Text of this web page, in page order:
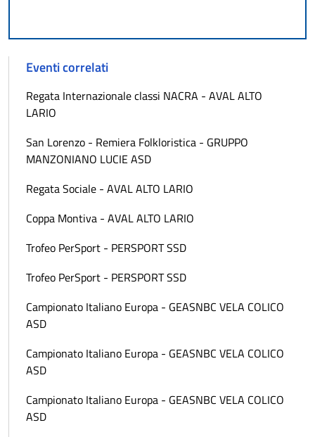
Eventi correlati
Regata Internazionale classi NACRA - AVAL ALTO
LARIO
San Lorenzo - Remiera Folkloristica - GRUPPO
MANZONIANO LUCIE ASD
Regata Sociale - AVAL ALTO LARIO
Coppa Montiva - AVAL ALTO LARIO
Trofeo PerSport - PERSPORT SSD
Trofeo PerSport - PERSPORT SSD
Campionato Italiano Europa - GEASNBC VELA COLICO
ASD
Campionato Italiano Europa - GEASNBC VELA COLICO
ASD
Campionato Italiano Europa - GEASNBC VELA COLICO
ASD